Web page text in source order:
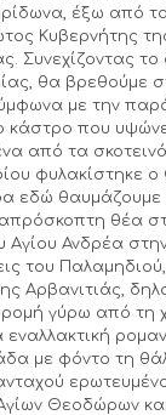
έξω από
Κυβερνήτης
Συνεχίζοντας το
θα βρεθούμε
με την
κάστρο που
από τα σκοτεινά
φυλακίστηκε
εδώ θαυμάζουμε
θέα
Αγίου Ανδρέα
του
Αρβανιτιάς,
γύρω από τη
με φόντο τη
Θεοδώρων